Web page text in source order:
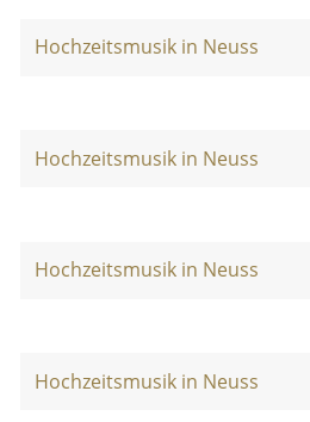
Hochzeitsmusik in Neuss
Hochzeitsmusik in Neuss
Hochzeitsmusik in Neuss
Hochzeitsmusik in Neuss